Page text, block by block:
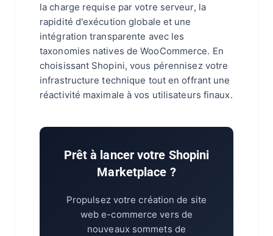
la charge requise par votre serveur, la
rapidité d'exécution globale et une
intégration transparente avec les
taxonomies natives de WooCommerce. En
choisissant Shopini, vous pérennisez votre
infrastructure technique tout en offrant une
réactivité maximale à vos utilisateurs finaux.
Prêt à lancer votre Shopini
Marketplace ?
Propulsez votre création de site
web e-commerce vers de
nouveaux sommets de